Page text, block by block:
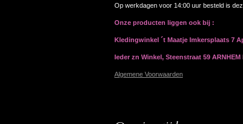
Op werkdagen voor 14:00 uur besteld is
Onze producten liggen ook bij :
Kledingwinkel ´t Maatje Imkersplaats 7
Ieder zn Winkel, Steenstraat 59
Algemene Voorwaarden